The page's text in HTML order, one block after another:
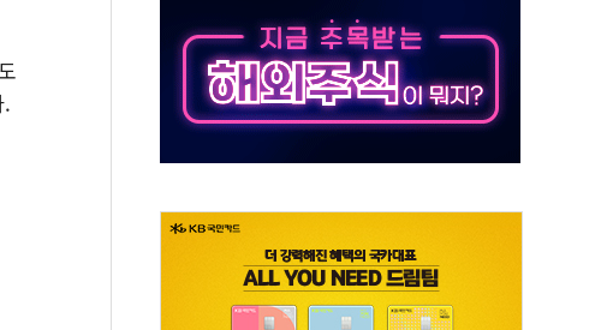
, '정부 특사'로 콜롬비아 대통령 취임식 참석
' 울진 시간당 30mm 강한 비...호우 피해 없어
우스' 공방…野 "청년 우롱 기괴" vs 與 "송구한 해프닝"
.